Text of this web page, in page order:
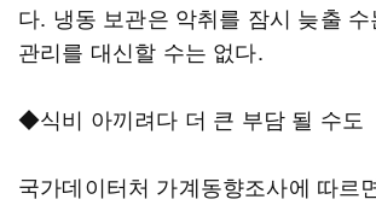
다. 냉동 보관은 악취를 잠시 늦출
관리를 대신할 수는 없다.
◆식비 아끼려다 더 큰 부담 될 수도
국가데이터처 가계동향조사에 따르